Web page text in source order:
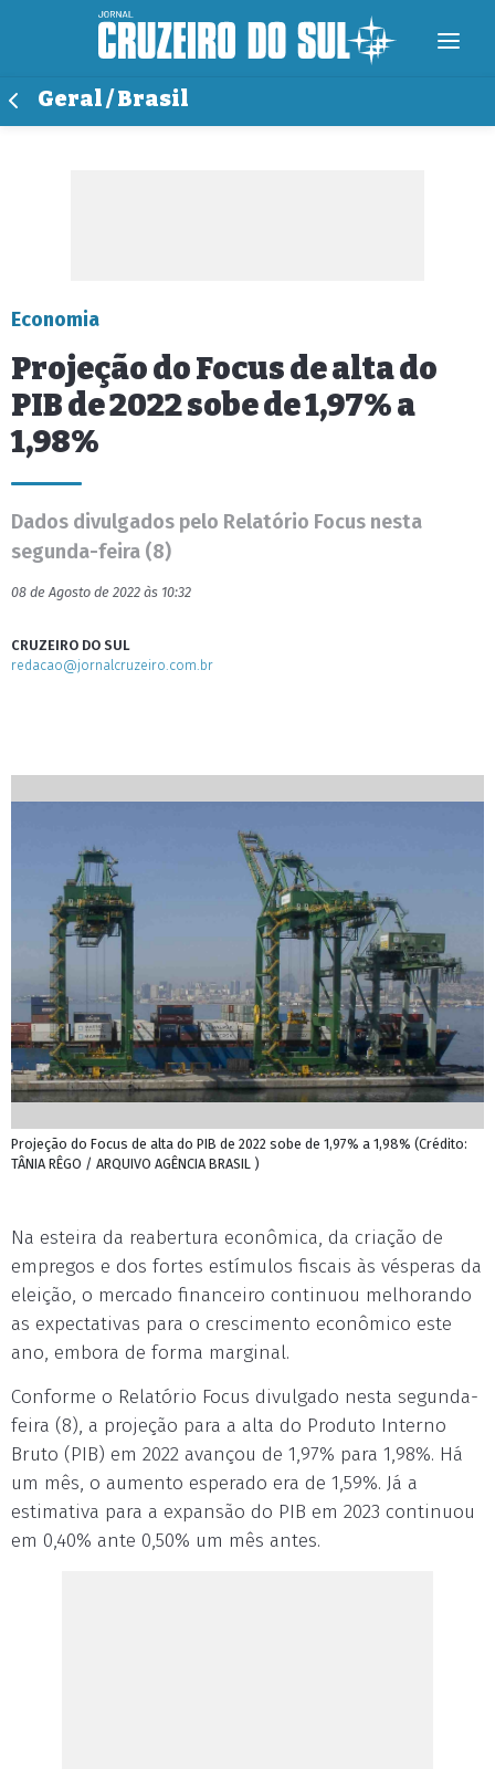
Geral / Brasil
Economia
Projeção do Focus de alta do
PIB de 2022 sobe de 1,97% a
1,98%
Dados divulgados pelo Relatório Focus nesta
segunda-feira (8)
08 de Agosto de 2022 às 10:32
CRUZEIRO DO SUL
redacao@jornalcruzeiro.com.br
Projeção do Focus de alta do PIB de 2022 sobe de 1,97% a 1,98% (Crédito:
TÂNIA RÊGO / ARQUIVO AGÊNCIA BRASIL )
Na esteira da reabertura econômica, da criação de
empregos e dos fortes estímulos fiscais às vésperas da
eleição, o mercado financeiro continuou melhorando
as expectativas para o crescimento econômico este
ano, embora de forma marginal.
Conforme o Relatório Focus divulgado nesta segunda-
feira (8), a projeção para a alta do Produto Interno
Bruto (PIB) em 2022 avançou de 1,97% para 1,98%. Há
um mês, o aumento esperado era de 1,59%. Já a
estimativa para a expansão do PIB em 2023 continuou
em 0,40% ante 0,50% um mês antes.